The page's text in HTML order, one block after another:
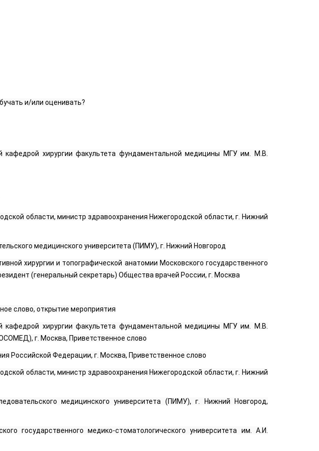
и/или оценивать?
хирургии факультета фундаментальной медицины МГУ им. М.В.
области, министр здравоохранения Нижегородской области, г. Нижний
медицинского университета (ПИМУ), г. Нижний Новгород
хирургии и топографической анатомии Московского государственного
(генеральный секретарь) Общества врачей России, г. Москва
слово, открытие мероприятия
хирургии факультета фундаментальной медицины МГУ им. М.В.
г. Москва, Приветственное слово
Российской Федерации, г. Москва, Приветственное слово
области, министр здравоохранения Нижегородской области, г. Нижний
медицинского университета (ПИМУ), г. Нижний Новгород,
государственного медико-стоматологического университета им. А.И.